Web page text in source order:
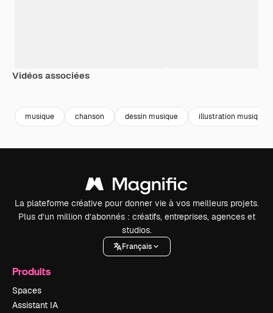
Vidéos associées
musique chanson dessin musique illustration musique
La plateforme créative pour donner vie à vos meilleurs projets.
Plus d’un million d’abonnés : créatifs, entreprises, agences et
studios.
Français
Produits
Spaces
Assistant IA